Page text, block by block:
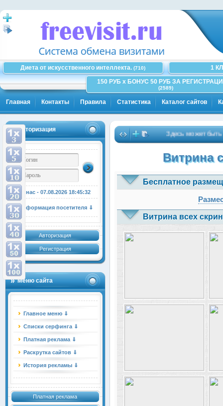
Диета от искусственного интеллекта. (710)
1
150 РУБ x БОНУС 50 РУБ ЗА
(2589)
Главная Контакты Правила Статистика Каталог сайтов
Авторизация
У нас - 07.08.2026 18:45:33
Информация посетителя ⇓
Авторизация
Регистрация
Меню сайта
Главное меню ⇓
Списки серфинга ⇓
Платная реклама ⇓
Раскрутка сайтов ⇓
История рекламы ⇓
Платная реклама
Здесь может быть
Витрина
Бесплатное
Витрина всех